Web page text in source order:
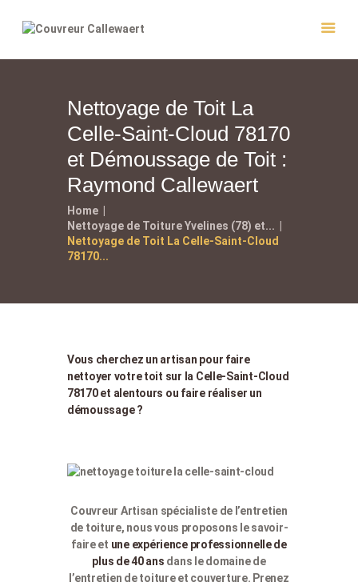
Nettoyage de Toit La
Celle-Saint-Cloud 78170
et Démoussage de Toit :
Raymond Callewaert
Home
Nettoyage de Toiture Yvelines (78) et...
Nettoyage de Toit La Celle-Saint-Cloud
78170...
Accueil
Couvreur
Entretien
Réalisations
Contact
Vous cherchez un artisan pour faire
nettoyer votre toit sur la Celle-Saint-Cloud
78170 et alentours ou faire réaliser un
démoussage ?
Couvreur Artisan spécialiste de l’entretien
de toiture, nous vous proposons le savoir-
faire et une expérience professionnelle de
plus de 40 ans dans le domaine de
l’entretien de toiture et couverture. Prenez